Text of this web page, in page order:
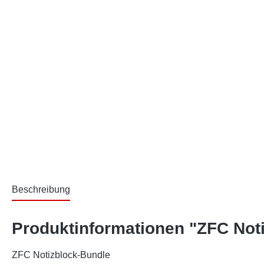
Beschreibung
Produktinformationen "ZFC
ZFC Notizblock-Bundle